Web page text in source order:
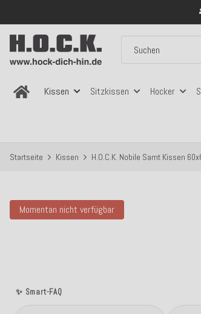
Kissen Sitzkissen Hocker
Startseite Kissen H.O.C.K. Nobile Samt Kissen
Momentan nicht verfügbar
✨ Smart-FAQ